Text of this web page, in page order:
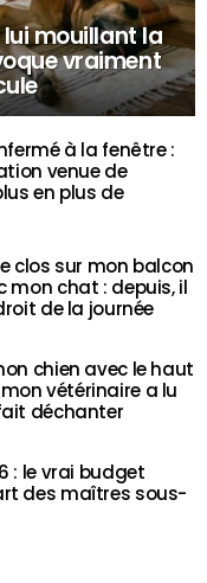
mouillant la
vraiment
à la fenêtre :
venue de
en plus de
clos sur mon balcon
mon chat : depuis, il
de la journée
chien avec le haut
vétérinaire a lu
déchanter
: le vrai budget
des maîtres sous-